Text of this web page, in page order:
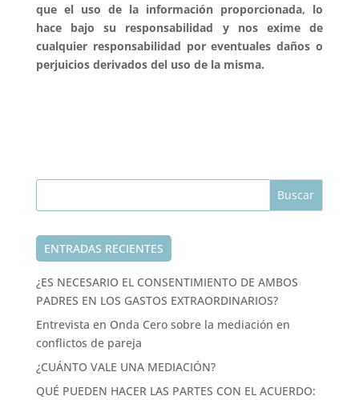
que el uso de la información proporcionada, lo
hace bajo su responsabilidad y nos exime de
cualquier responsabilidad por eventuales daños o
perjuicios derivados del uso de la misma.
ENTRADAS RECIENTES
¿ES NECESARIO EL CONSENTIMIENTO DE AMBOS
PADRES EN LOS GASTOS EXTRAORDINARIOS?
Entrevista en Onda Cero sobre la mediación en
conflictos de pareja
¿CUÁNTO VALE UNA MEDIACIÓN?
QUÉ PUEDEN HACER LAS PARTES CON EL ACUERDO: